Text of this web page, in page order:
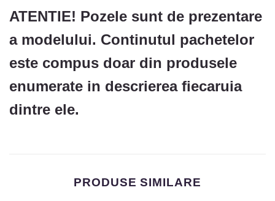
ATENTIE! Pozele sunt de prezentare
a modelului. Continutul pachetelor
este compus doar din produsele
enumerate in descrierea fiecaruia
dintre ele.
PRODUSE SIMILARE